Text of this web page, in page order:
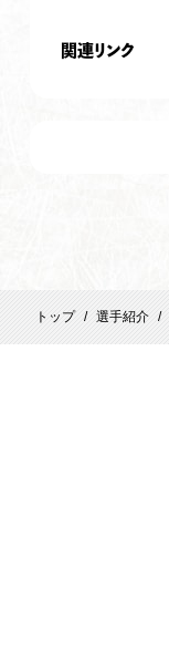
関連リンク
トップ / 選手紹介 /